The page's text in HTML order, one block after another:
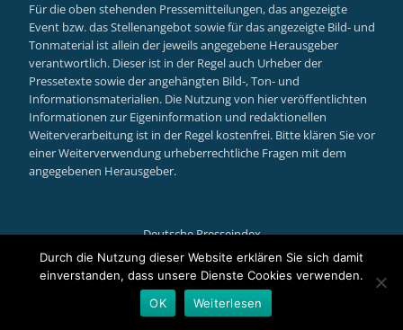
Für die oben stehenden Pressemitteilungen, das angezeigte
Event bzw. das Stellenangebot sowie für das angezeigte Bild- und
Tonmaterial ist allein der jeweils angegebene Herausgeber
verantwortlich. Dieser ist in der Regel auch Urheber der
Pressetexte sowie der angehängten Bild-, Ton- und
Informationsmaterialien. Die Nutzung von hier veröffentlichten
Informationen zur Eigeninformation und redaktionellen
Weiterverarbeitung ist in der Regel kostenfrei. Bitte klären Sie vor
einer Weiterverwendung urheberrechtliche Fragen mit dem
angegebenen Herausgeber.
Deutsche Presseindex
Secondary
Llorix One Litepowered by WordPress
Durch die Nutzung dieser Website erklären Sie sich damit
einverstanden, dass unsere Dienste Cookies verwenden.
OK
Weiterlesen